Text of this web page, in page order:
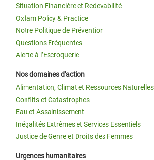
Situation Financière et Redevabilité
Oxfam Policy & Practice
Notre Politique de Prévention
Questions Fréquentes
Alerte à l’Escroquerie
Nos domaines d'action
Alimentation, Climat et Ressources Naturelles
Conflits et Catastrophes
Eau et Assainissement
Inégalités Extrêmes et Services Essentiels
Justice de Genre et Droits des Femmes
Urgences humanitaires